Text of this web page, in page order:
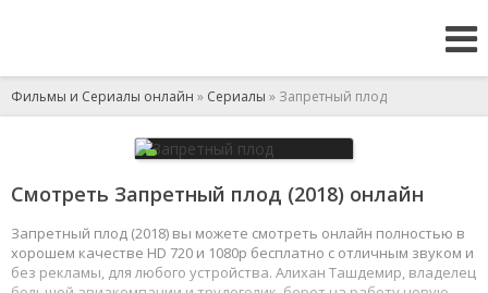
Фильмы и Сериалы онлайн » Сериалы » Запретный плод
Смотреть Запретный плод (2018) онлайн
Запретный плод (2018) вы можете смотреть онлайн полностью в
хорошем качестве HD 720 и 1080p бесплатно с отличным звуком и
без рекламы, для любого устройства. Алихан Ташдемир, владелец